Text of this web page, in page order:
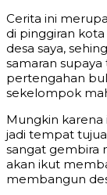
Cerita ini
di pinggiran
desa saya,
samaran
pertengahan
sekelompok
Mungkin karena
jadi tempat
sangat gembira
akan ikut
membangun